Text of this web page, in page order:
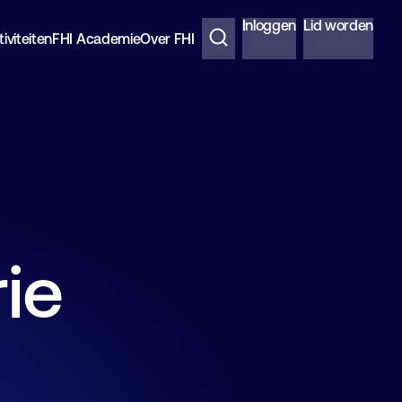
FHI AcademieOver FHI
Inloggen Lid worden